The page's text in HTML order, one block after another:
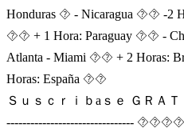
Honduras ⯑ - Nicaragua ⯑⯑ -2
⯑⯑ + 1 Hora: Paraguay ⯑⯑ -
Atlanta - Miami ⯑⯑ + 2 Horas:
Horas: España ⯑⯑
Ｓｕｓｃｒｉｂaｓｅ ＧＲＡ
--------------------------------